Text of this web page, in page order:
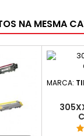
Tinteiros
16XL
NA MESMA
MARCA: